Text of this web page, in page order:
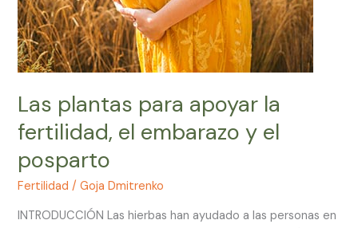
Las plantas para apoyar la
fertilidad, el embarazo y el
posparto
Fertilidad /Goja Dmitrenko
INTRODUCCIÓN Las hierbas han ayudado a las personas en
el
posparto